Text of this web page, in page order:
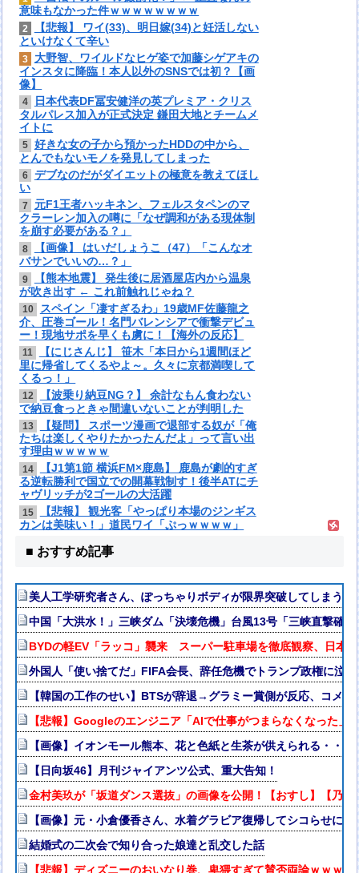
意味もなかった件ｗｗｗｗｗｗｗｗ
2
【悲報】 ワイ(33)、明日嫁(34)と妊活しない
といけなくて辛い
3
大野智、ワイルドなヒゲ姿で加藤シゲアキの
インスタに降臨！本人以外のSNSでは初？【画
像】
4
日本代表DF冨安健洋の英プレミア・クリス
タルパレス加入が正式決定 鎌田大地とチームメ
イトに
5 好きな女の子から預かったHDDの中から、
とんでもないモノを発見してしまった
6 デブなのだがダイエットの極意を教えてほし
い
7
元F1王者ハッキネン、フェルスタペンのマ
クラーレン加入の噂に「なぜ調和がある現体制
を崩す必要がある？」
8
【画像】 はいだしょうこ（47）「こんなオ
バサンでいいの…？」
9
【熊本地震】 発生後に居酒屋店内から温泉
が吹き出す ← これ前触れじゃね？
10
スペイン「凄すぎるわ」19歳MF佐藤龍之
介、圧巻ゴール！名門バレンシアで衝撃デビュ
ー！現地サポを早くも虜に！【海外の反応】
11
【にじさんじ】 笹木「本日から1週間ほど
里に帰省してくるやよ～。久々に京都満喫して
くるっ！」
12
【波乗り納豆NG？】 余計なもん食わない
で納豆食っときゃ間違いないことが判明した
13
【疑問】 スポーツ漫画で退部する奴が「俺
たちは楽しくやりたかったんだよ」って言い出
す理由ｗｗｗｗｗ
14
【J1第1節 横浜FM×鹿島】 鹿島が劇的すぎ
る逆転勝利で国立での開幕戦制す！後半ATにチ
ャヴリッチが2ゴールの大活躍
15
【悲報】 観光客「やっぱり本場のジンギス
カンは美味い！」道民ワイ「ぷっｗｗｗｗ」
■ おすすめ記事
美人工学研究者さん、ぽっちゃりボディが限界突破してしまう
中国「大洪水！」三峡ダム「決壊危機」台風13号「三峡直撃確
BYDの軽EV「ラッコ」襲来 スーパー駐車場を徹底観察、日本
外国人「使い捨てだ」FIFA会長、辞任危機でトランプ政権に泣
【韓国の工作のせい】BTSが辞退→グラミー賞側が反応、コメ
【悲報】Googleのエンジニア「AIで仕事がつまらなくなった」
【画像】イオンモール熊本、花と色紙と生茶が供えられる・・・
【日向坂46】月刊ジャイアンツ公式、重大告知！
金村美玖が「坂道ダンス選抜」の画像を公開！【おすし】【乃
【画像】元・小倉優香さん、水着グラビア復帰してシコらせにく
結婚式の二次会で知り合った娘達と乱交した話
【悲報】ディズニーのおいなり巻、卑猥すぎて賛否両論ｗｗｗｗ